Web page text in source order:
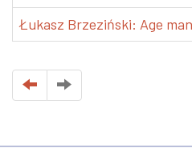
Łukasz Brzeziński: Age